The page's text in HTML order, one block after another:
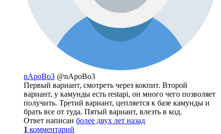
nApoBo3 @nApoBo3
Первый вариант, смотреть через кокпит. Второй
вариант, у камунды есть restapi, он много чего позволяет
получить. Третий вариант, цепляется к базе камунды и
брать все от туда. Пятый вариант, влезть в код.
Ответ написан более двух лет назад
1 комментарий